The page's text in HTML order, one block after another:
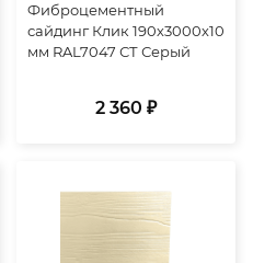
Фиброцементный
сайдинг Клик 190х3000х10
мм RAL7047 СТ Серый
2 360 ₽